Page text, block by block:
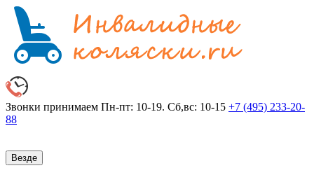
Звонки принимаем Пн-пт: 10-19. Сб,вс: 10-15 +7 (495) 233-20-
88
Везде